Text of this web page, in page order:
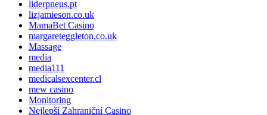
liderpneus.pt
lizjamieson.co.uk
MamaBet Casino
margareteggleton.co.uk
Massage
media
media111
medicalsexcenter.cl
mew casino
Monitoring
Nejlepší Zahraniční Casino